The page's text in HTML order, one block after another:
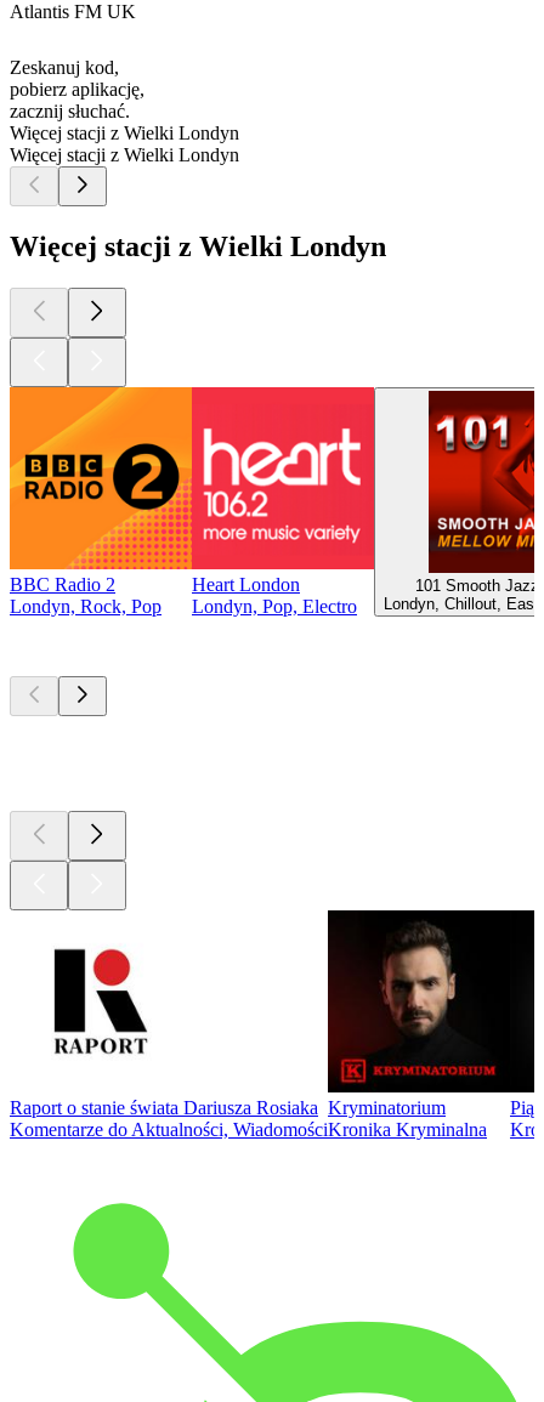
Atlantis FM UK
Zeskanuj kod,
pobierz aplikację,
zacznij słuchać.
Więcej stacji z Wielki Londyn
Więcej stacji z Wielki Londyn
Więcej stacji z Wielki Londyn
BBC Radio 2
Londyn, Rock, Pop
Heart London
Londyn, Pop, Electro
101 Smooth
Londyn, Chillout,
Raport o stanie świata Dariusza Rosiaka
Komentarze do Aktualności, Wiadomości
Kryminatorium
Kronika Kryminalna